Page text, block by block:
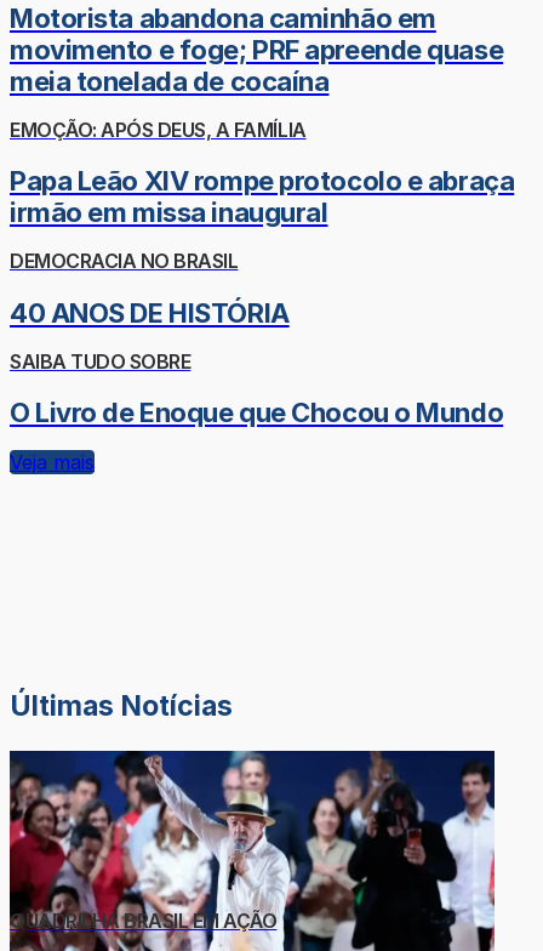
Motorista abandona caminhão em
movimento e foge; PRF apreende quase
meia tonelada de cocaína
EMOÇÃO: APÓS DEUS, A FAMÍLIA
Papa Leão XIV rompe protocolo e abraça
irmão em missa inaugural
DEMOCRACIA NO BRASIL
40 ANOS DE HISTÓRIA
SAIBA TUDO SOBRE
O Livro de Enoque que Chocou o Mundo
Veja mais
Últimas Notícias
QUADRILHA BRASIL EM AÇÃO